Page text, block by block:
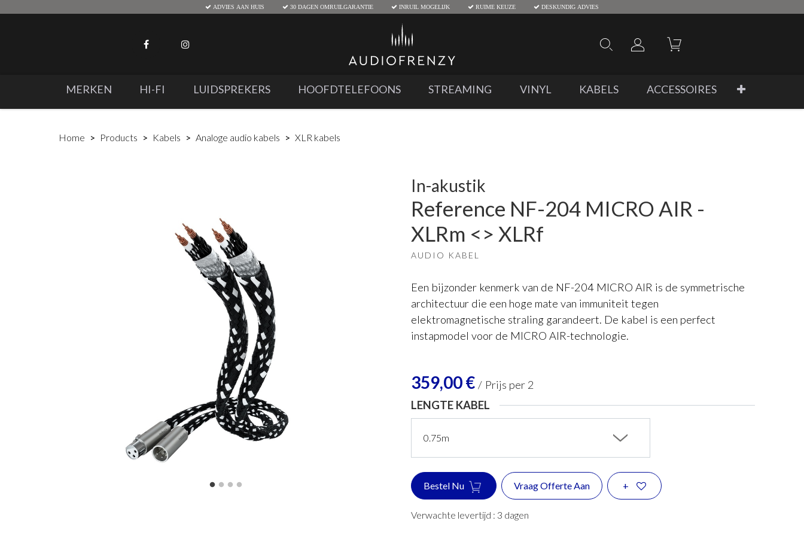
ADVIES AAN HUIS 30 DAGEN OMRUILGARANTIE INRUIL MOGELIJK RUIME KEUZE DESKUNDIG ADVIES
MERKEN HI-FI LUIDSPREKERS HOOFDTELEFOONS STREAMING VINYL KABELS ACCESSOIRES
Home Products Kabels Analoge audio kabels XLR kabels
In-akustik
Reference NF-204 MICRO AIR -
XLRm <> XLRf
AUDIO KABEL
Een bijzonder kenmerk van de NF-204 MICRO AIR is de symmetrische
architectuur die een hoge mate van immuniteit tegen
elektromagnetische straling garandeert. De kabel is een perfect
instapmodel voor de MICRO AIR-technologie.
359,00€ / Prijs per 2
LENGTE KABEL
Bestel Nu Vraag Offerte Aan +
Verwachte levertijd : 3 dagen